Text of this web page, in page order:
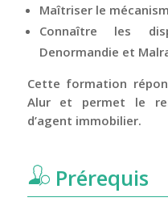
Maîtriser le
Connaître les
Denormandie et
Cette formation
Alur et permet le
d’agent immobilier.
Prérequis